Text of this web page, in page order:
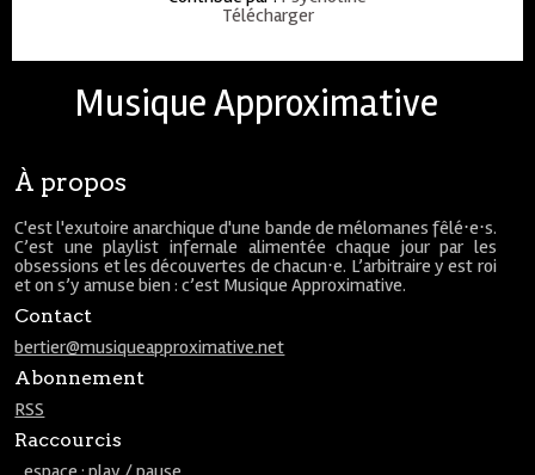
Télécharger
Musique Approximative
À propos
C'est l'exutoire anarchique d'une bande de mélomanes fêlé⋅e⋅s.
C’est une playlist infernale alimentée chaque jour par les
obsessions et les découvertes de chacun⋅e. L’arbitraire y est roi
et on s’y amuse bien : c’est Musique Approximative.
Contact
bertier@musiqueapproximative.net
Abonnement
RSS
Raccourcis